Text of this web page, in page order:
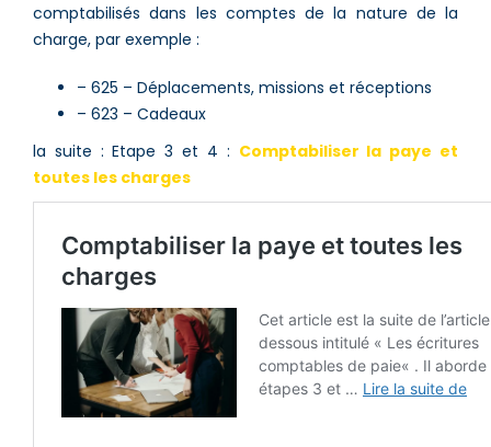
comptabilisés dans les comptes de la nature de la
charge, par exemple :
– 625 – Déplacements, missions et réceptions
– 623 – Cadeaux
la suite : Etape 3 et 4 : Comptabiliser la paye et
toutes les charges